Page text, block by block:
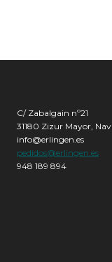
C/ Zabalgain nº21
31180 Zizur Mayor,
info@erlingen.es
pedidos@erlingen.es
948 189 894